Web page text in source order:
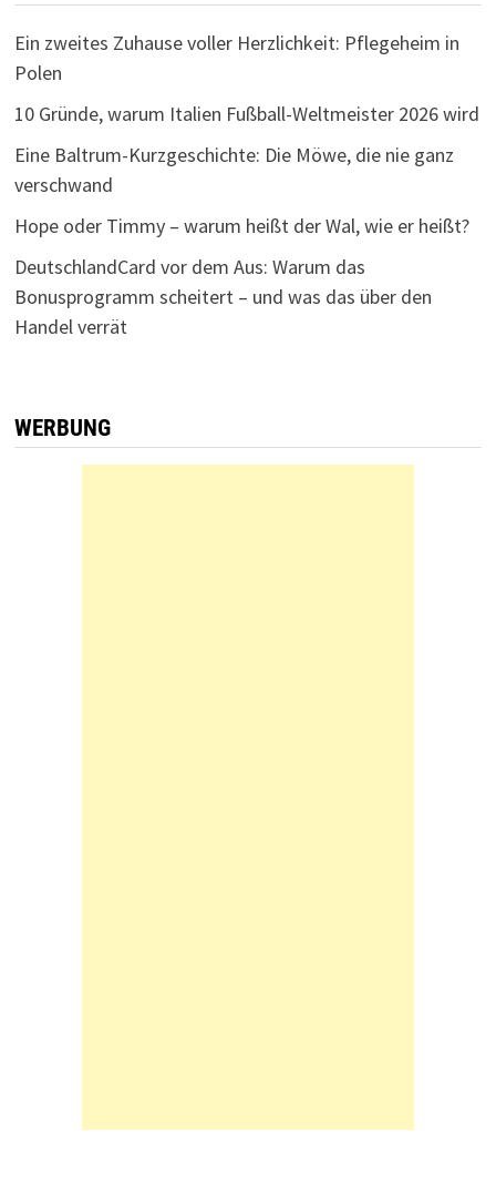
Ein zweites Zuhause voller Herzlichkeit: Pflegeheim in
Polen
10 Gründe, warum Italien Fußball-Weltmeister 2026 wird
Eine Baltrum-Kurzgeschichte: Die Möwe, die nie ganz
verschwand
Hope oder Timmy – warum heißt der Wal, wie er heißt?
DeutschlandCard vor dem Aus: Warum das
Bonusprogramm scheitert – und was das über den
Handel verrät
WERBUNG